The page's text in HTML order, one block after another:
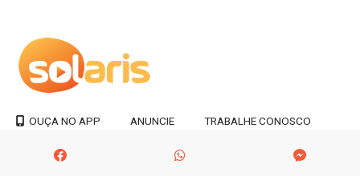
OUÇA NO APP ANUNCIE TRABALHE CONOSCO